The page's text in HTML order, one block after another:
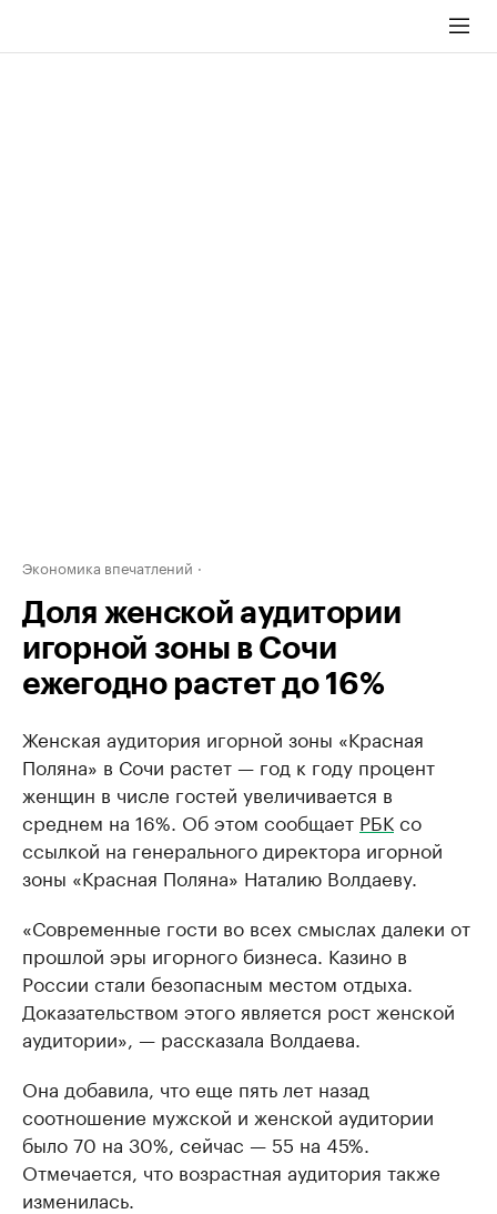
Экономика впечатлений
Доля женской аудитории
игорной зоны в Сочи
ежегодно растет до 16%
Женская аудитория игорной зоны «Красная
Поляна» в Сочи растет — год к году процент
женщин в числе гостей увеличивается в
среднем на 16%. Об этом сообщает РБКсо
ссылкой на генерального директора игорной
зоны «Красная Поляна» Наталию Волдаеву.
«Современные гости во всех смыслах далеки от
прошлой эры игорного бизнеса. Казино в
России стали безопасным местом отдыха.
Доказательством этого является рост женской
аудитории», — рассказала Волдаева.
Она добавила, что еще пять лет назад
соотношение мужской и женской аудитории
было 70 на 30%, сейчас — 55 на 45%.
Отмечается, что возрастная аудитория также
изменилась.